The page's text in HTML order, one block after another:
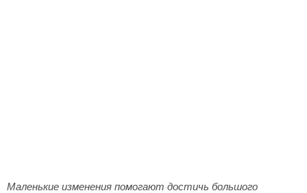
Маленькие изменения помогают достичь большого